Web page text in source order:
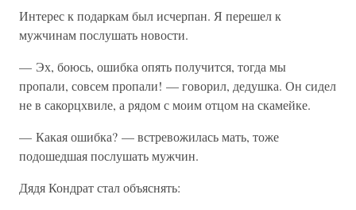
Интерес к подаркам был исчерпан. Я перешел к
мужчинам послушать новости.
— Эх, боюсь, ошибка опять получится, тогда мы
пропали, совсем пропали! — говорил, дедушка. Он сидел
не в сакорцхвиле, а рядом с моим отцом на скамейке.
— Какая ошибка? — встревожилась мать, тоже
подошедшая послушать мужчин.
Дядя Кондрат стал объяснять: